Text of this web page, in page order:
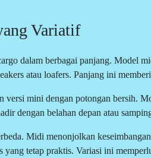
Variatif
dalam berbagai panjang. Model
atau loafers. Panjang ini
versi mini dengan potongan bersih.
dengan belahan depan atau
Midi menonjolkan
yang tetap praktis. Variasi ini